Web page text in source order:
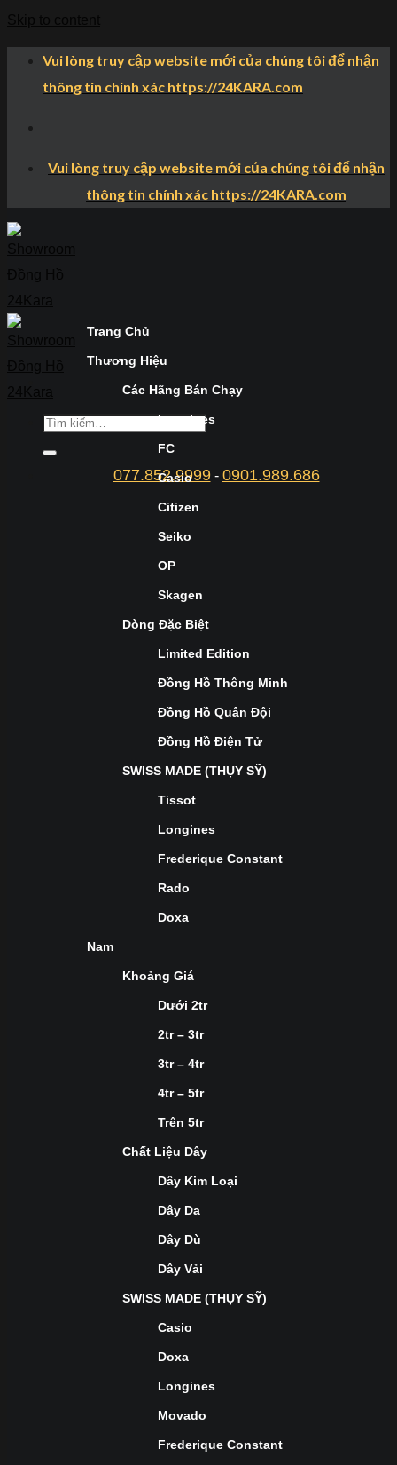
Vui lòng truy cập website mới của chúng tôi để nhận
thông tin chính xác https://24KARA.com
Vui lòng truy cập website mới của chúng tôi để nhận
thông tin chính xác https://24KARA.com
077.852.9999- 0901.989.686
Trang Chủ
Thương Hiệu
Các Hãng Bán Chạy
Longines
FC
Casio
Citizen
Seiko
OP
Skagen
Dòng Đặc Biệt
Limited Edition
Đồng Hồ Thông Minh
Đồng Hồ Quân Đội
Đồng Hồ Điện Tử
SWISS MADE (THỤY SỸ)
Tissot
Longines
Frederique Constant
Rado
Doxa
Nam
Khoảng Giá
Dưới 2tr
2tr – 3tr
3tr – 4tr
4tr – 5tr
Trên 5tr
Chất Liệu Dây
Dây Kim Loại
Dây Da
Dây Dù
Dây Vải
SWISS MADE (THỤY SỸ)
Casio
Doxa
Longines
Movado
Frederique Constant